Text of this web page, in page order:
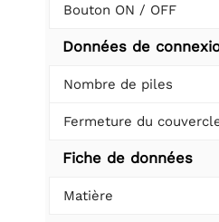
Bouton ON / OFF
Données de
Nombre de piles
Fermeture du
Fiche de données
Matière